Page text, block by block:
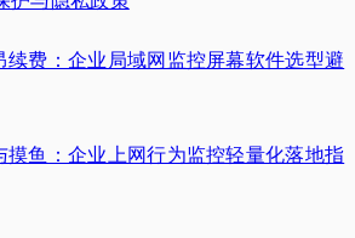
续费：企业局域网监控屏幕软件选型避
摸鱼：企业上网行为监控轻量化落地指